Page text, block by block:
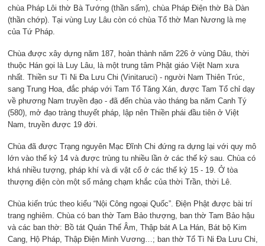
chùa Pháp Lôi thờ Bà Tướng (thần sấm), chùa Pháp Điện thờ Bà Dàn
(thần chớp). Tại vùng Luy Lâu còn có chùa Tổ thờ Man Nương là mẹ
của Tứ Pháp.
Chùa được xây dựng năm 187, hoàn thành năm 226 ở vùng Dâu, thời
thuộc Hán gọi là Luy Lâu, là một trung tâm Phật giáo Việt Nam xưa
nhất. Thiền sư Tì Ni Đa Lưu Chi (Vinitaruci) - người Nam Thiên Trúc,
sang Trung Hoa, đắc pháp với Tam Tổ Tăng Xán, được Tam Tổ chỉ dạy
về phương Nam truyền đạo - đã đến chùa vào tháng ba năm Canh Tý
(580), mở đạo tràng thuyết pháp, lập nên Thiền phái đầu tiên ở Việt
Nam, truyền được 19 đời.
Chùa đã được Trạng nguyên Mạc Đĩnh Chi đứng ra dựng lại với quy mô
lớn vào thế kỷ 14 và được trùng tu nhiều lần ở các thế kỷ sau. Chùa có
khá nhiều tượng, pháp khí và di vật cổ ở các thế kỷ 15 - 19. Ở tòa
thượng điện còn một số mảng chạm khắc của thời Trần, thời Lê.
Chùa kiến trúc theo kiểu “Nội Công ngoại Quốc”. Điện Phật được bài trí
trang nghiêm. Chùa có ban thờ Tam Bảo thượng, ban thờ Tam Bảo hậu
và các ban thờ: Bồ tát Quán Thế Âm, Thập bát A La Hán, Bát bộ Kim
Cang, Hộ Pháp, Thập Điện Minh Vương…; ban thờ Tổ Tì Ni Đa Lưu Chi,